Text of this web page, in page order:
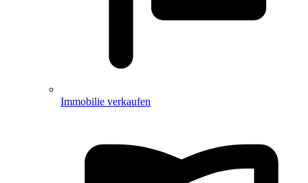
Immobilie verkaufen